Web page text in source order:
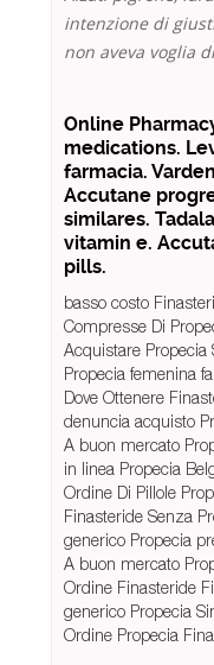
intenzione di
non aveva voglia
Online
medications.
farmacia.
Accutane
similares.
vitamin e.
pills.
basso costo
Compresse Di
Acquistare Propecia
Propecia femenina
Dove Ottenere
denuncia acquisto
A buon mercato
in linea Propecia
Ordine Di Pillole
Finasteride Senza
generico Propecia
A buon mercato
Ordine Finasteride
generico Propecia
Ordine Propecia